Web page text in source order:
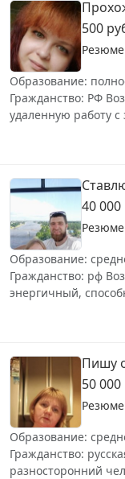
500
Резюме
Образование:
Гражданство: РФ
удаленную работу с
40 000
Резюме
Образование:
Гражданство: рф
энергичный,
Пишу
50 000
Резюме
Образование:
Гражданство:
разносторонний